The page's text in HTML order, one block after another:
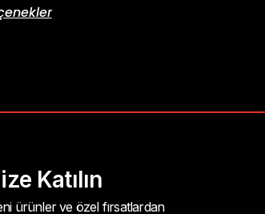
Katılın
ürünler ve özel fırsatlardan